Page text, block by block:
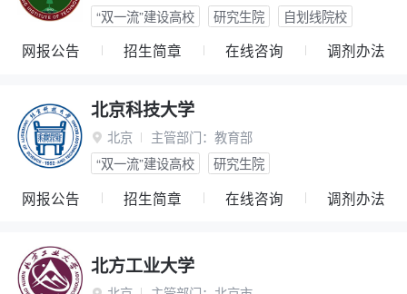
“双一流”建设高校
研究生院 自划线院校
网报公告 招生简章 在线咨询 调剂办法
北京科技大学
 北京 主管部门： 教育部
“双一流”建设高校
研究生院
网报公告 招生简章 在线咨询 调剂办法
北方工业大学